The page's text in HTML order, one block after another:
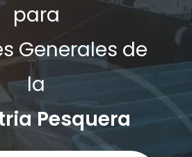
para
Generales de
la
Pesquera